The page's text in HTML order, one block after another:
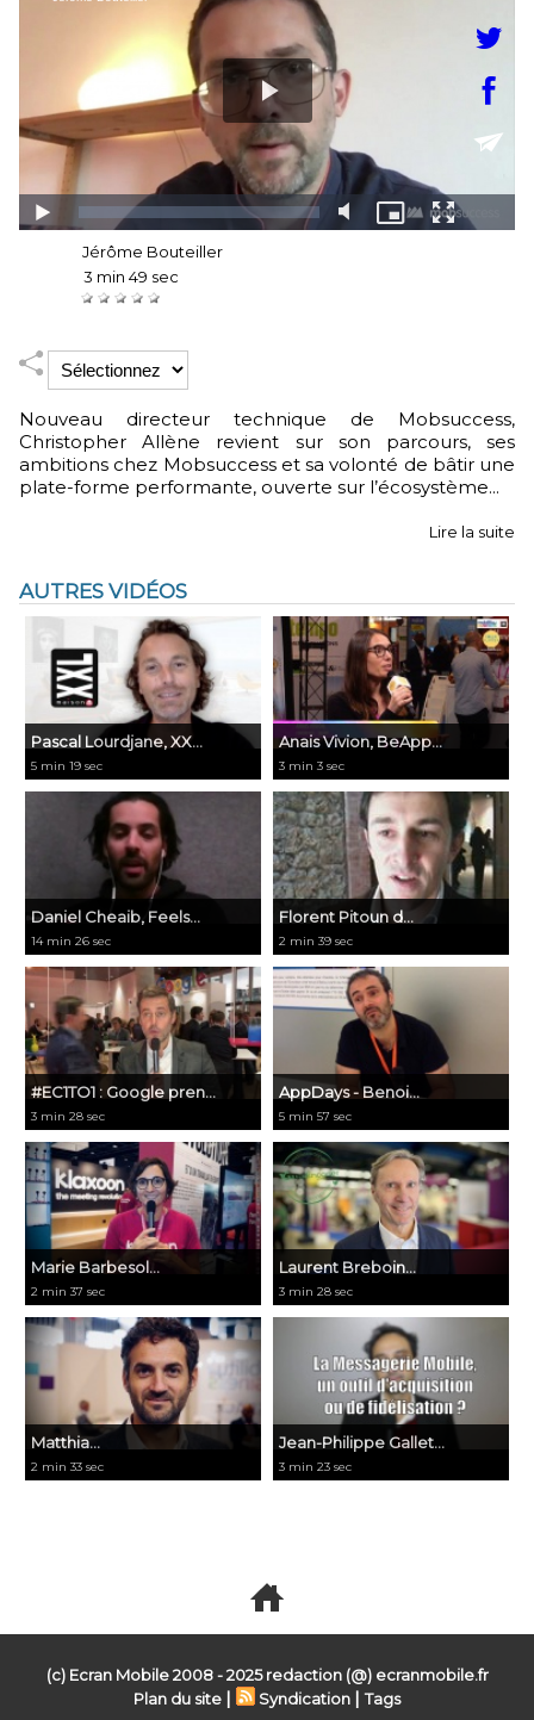
Jérôme Bouteiller
3 min 49 sec
Nouveau directeur technique de Mobsuccess,
Christopher Allène revient sur son parcours, ses
ambitions chez Mobsuccess et sa volonté de bâtir une
plate-forme performante, ouverte sur l’écosystème...
Lire la suite
AUTRES VIDÉOS
Pascal Lourdjane, XX...
5 min 19 sec
Anais Vivion, BeApp...
3 min 3 sec
Daniel Cheaib, Feels...
14 min 26 sec
Florent Pitoun d...
2 min 39 sec
#EC1TO1 : Google pren...
3 min 28 sec
AppDays - Benoi...
5 min 57 sec
Marie Barbesol...
2 min 37 sec
Laurent Breboin...
3 min 28 sec
Matthia...
2 min 33 sec
Jean-Philippe Gallet...
3 min 23 sec
(c) Ecran Mobile 2008 - 2025 redaction (@) ecranmobile.fr
Plan du site | Syndication |Tags